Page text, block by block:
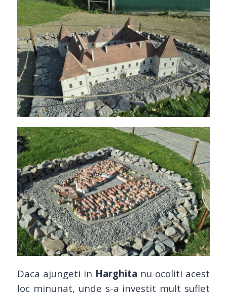
Daca ajungeti in Harghita nu ocoliti acest
loc minunat, unde s-a investit mult suflet